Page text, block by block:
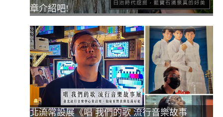
章介紹吧!
北流常設展《唱 我們的歌 流行音樂故事